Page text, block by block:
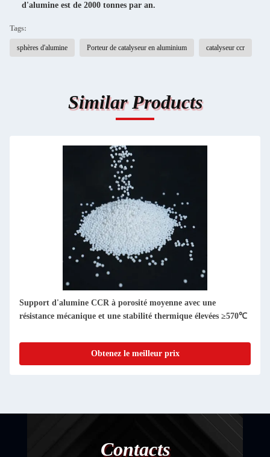
d'alumine est de 2000 tonnes par an.
Tags:
sphères d'alumine Porteur de catalyseur en aluminium catalyseur ccr
Similar Products
Support d'alumine CCR à porosité moyenne avec une
résistance mécanique et une stabilité thermique élevées ≥570℃
Obtenez le meilleur prix
Contacts